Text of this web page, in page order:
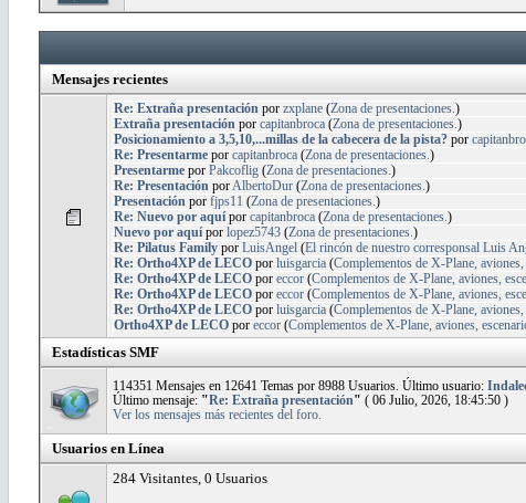
Mensajes recientes
Re: Extraña presentación por zxplane (Zona de presentaciones.)
Extraña presentación por capitanbroca (Zona de presentaciones.)
Posicionamiento a 3,5,10,...millas de la cabecera de la pista? por
Re: Presentarme por capitanbroca (Zona de presentaciones.)
Presentarme por Pakcoflig (Zona de presentaciones.)
Re: Presentación porAlbertoDur (Zona de presentaciones.)
Presentación por fjps11 (Zona de presentaciones.)
Re: Nuevo por aquípor capitanbroca (Zona de presentaciones.)
Nuevo por aquípor lopez5743 (Zona de presentaciones.)
Re: Pilatus Family por LuisAngel (El rincón de nuestro corresponsal Luis
Re: Ortho4XP de LECO por luisgarcia (Complementos de X-Plane,
Re: Ortho4XP de LECO por eccor (Complementos de X-Plane, aviones,
Re: Ortho4XP de LECO por eccor (Complementos de X-Plane, aviones,
Re: Ortho4XP de LECO por luisgarcia (Complementos de X-Plane,
Ortho4XP de LECO por eccor (Complementos de X-Plane, aviones,
Estadísticas SMF
114351 Mensajes en 12641 Temas por 8988 Usuarios. Último usuario:
Último mensaje: "Re: Extraña presentación" ( 06 Julio, 2026, 18:45:50 )
Ver los mensajes más recientes del foro.
Usuarios en Línea
284 Visitantes, 0 Usuarios